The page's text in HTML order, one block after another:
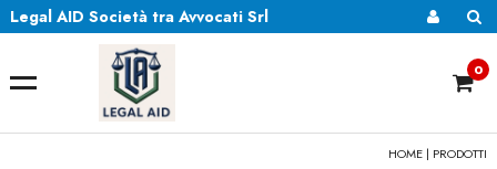
Legal AID Società tra Avvocati Srl
0
HOME | PRODOTTI